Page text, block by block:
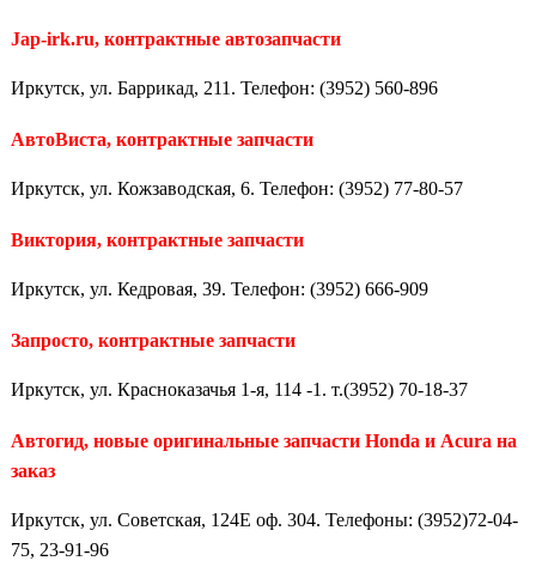
Jap-irk.ru, контрактные автозапчасти
Иркутск, ул. Баррикад, 211. Телефон: (3952) 560-896
АвтоВиста, контрактные запчасти
Иркутск, ул. Кожзаводская, 6. Телефон: (3952) 77-80-57
Виктория, контрактные запчасти
Иркутск, ул. Кедровая, 39. Телефон: (3952) 666-909
Запросто, контрактные запчасти
Иркутск, ул. Красноказачья 1-я, 114 -1. т.(3952) 70-18-37
Автогид, новые оригинальные запчасти Honda и Acura на
заказ
Иркутск, ул. Советская, 124Е оф. 304. Телефоны: (3952)72-04-
75, 23-91-96